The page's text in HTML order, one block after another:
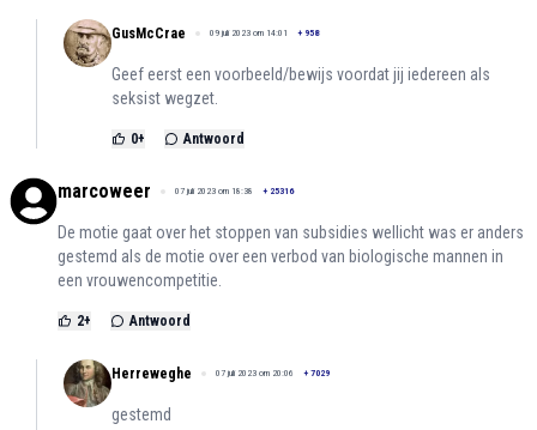
GusMcCrae 09 juli 2023 om 14:01 + 958
Geef eerst een voorbeeld/bewijs voordat jij iedereen als
seksist wegzet.
0+ Antwoord
marcoweer 07 juli 2023 om 18:38 + 25316
De motie gaat over het stoppen van subsidies wellicht was er anders
gestemd als de motie over een verbod van biologische mannen in
een vrouwencompetitie.
2+ Antwoord
Herreweghe 07 juli 2023 om 20:06 + 7029
gestemd